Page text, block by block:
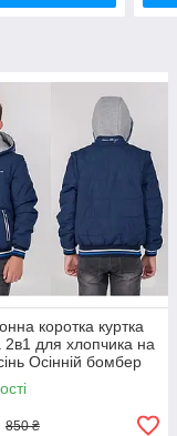
коротка куртка
2в1 для хлопчика на
Осінній бомбер
трансформер
850 ₴